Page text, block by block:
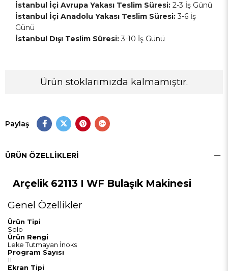
İstanbul İçi Avrupa Yakası Teslim Süresi: 2-3 İş Günü
İstanbul İçi Anadolu Yakası Teslim Süresi:3-6 İş
Günü
İstanbul Dışı Teslim Süresi:3-10 İş Günü
Ürün stoklarımızda kalmamıştır.
Paylaş
ÜRÜN ÖZELLIKLERI
Arçelik 62113 I WF Bulaşık Makinesi
Genel Özellikler
Ürün Tipi
Solo
Ürün Rengi
Leke Tutmayan İnoks
Program Sayısı
11
Ekran Tipi